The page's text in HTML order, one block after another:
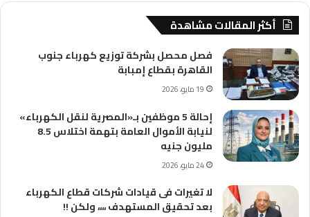
أكثر المقالات مشاهدة
فصل محصل بشركة توزيع كهرباء جنوب
القاهرة بقطاع إمبابة
19 مايو، 2026
إحالة 5 موظفين بـ«المصرية لنقل الكهرباء»
لنيابة الأموال العامة بتهمة اختلاس 8.5
مليون جنيه
24 مايو، 2026
لا تغيرات فى قيادات شركات قطاع الكهرباء
بعد تحقيق المستهدف ،،،، ولكن !!